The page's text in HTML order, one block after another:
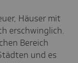
Häuser mit
erschwinglich.
Bereich
und es